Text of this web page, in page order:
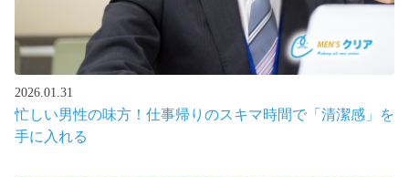
2026.01.31
忙しい男性の味方！仕事帰りのスキマ時間で「清潔感」を
手に入れる